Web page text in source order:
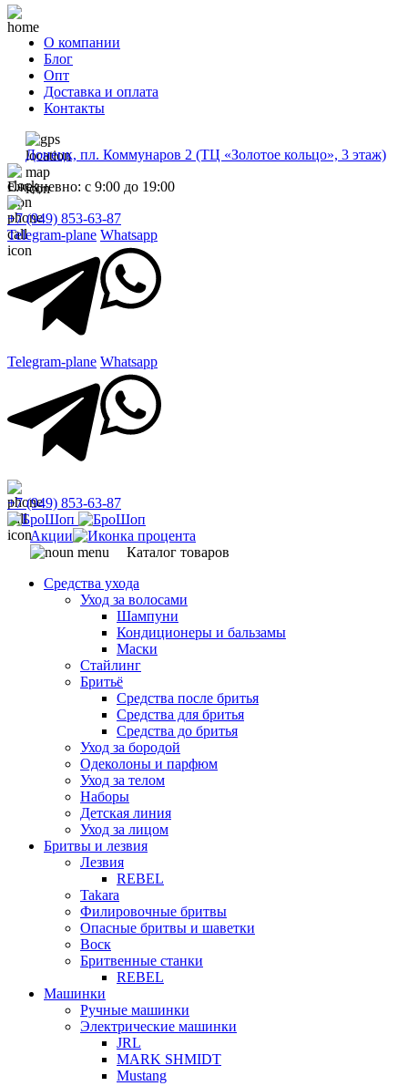
О компании
Блог
Опт
Доставка и оплата
Контакты
Донецк, пл. Коммунаров 2 (ТЦ «Золотое кольцо», 3 этаж)
Ежедневно: с 9:00 до 19:00
+7 (949) 853-63-87
Telegram-plane Whatsapp
Telegram-plane Whatsapp
+7 (949) 853-63-87
Акции
Каталог товаров
Средства ухода
Уход за волосами
Шампуни
Кондиционеры и бальзамы
Маски
Стайлинг
Бритьё
Средства после бритья
Средства для бритья
Средства до бритья
Уход за бородой
Одеколоны и парфюм
Уход за телом
Наборы
Детская линия
Уход за лицом
Бритвы и лезвия
Лезвия
REBEL
Takara
Филировочные бритвы
Опасные бритвы и шаветки
Воск
Бритвенные станки
REBEL
Машинки
Ручные машинки
Электрические машинки
JRL
MARK SHMIDT
Mustang